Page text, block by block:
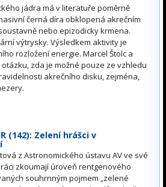
jádra má v literatuře poměrně
černá díra obklopená akrečním
nebo epizodicky krmena.
výtrysky. Výsledkem aktivity je
rozložení energie. Marcel Štolc a
zda je možné pouze ze vzhledu
akrečního disku, zejména,
(142): Zelení hrášci v
z Astronomického ústavu AV ve své
zkoumají úroveň rentgenového
souhrnným pojmem „zelené